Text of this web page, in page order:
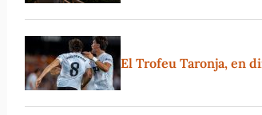
El Trofeu Taronja, en